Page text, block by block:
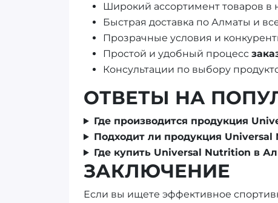
Широкий ассортимент товаров в
Быстрая доставка по Алматы и
Прозрачные условия и
Простой и удобный процесс
Консультации по выбору
ОТВЕТЫ НА
Где производится продукция
Подходит ли продукция Universal
Где купить Universal Nutrition в
ЗАКЛЮЧЕНИЕ
Если вы ищете эффективное